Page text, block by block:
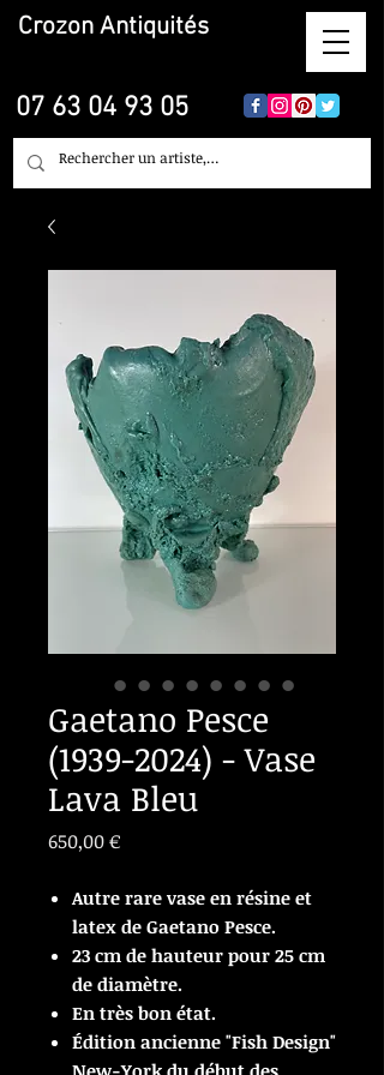
Crozon Antiquités
07 63 04 93 05
Gaetano Pesce
(1939-2024) - Vase
Lava Bleu
650,00 €Prix
Autre rare vase en résine et
latex de Gaetano Pesce.
23 cm de hauteur pour 25 cm
de diamètre.
En très bon état.
Édition ancienne "Fish Design"
New-York du début des